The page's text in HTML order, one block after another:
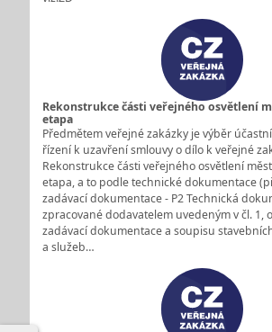
Rekonstrukce části veřejného osvětlení
etapa
Předmětem veřejné zakázky je výběr
řízení k uzavření smlouvy o dílo k veřejné
Rekonstrukce části veřejného osvětlení
etapa, a to podle technické dokumentace
zadávací dokumentace - P2 Technická
zpracované dodavatelem uvedeným v čl. 1,
zadávací dokumentace a soupisu
a služeb…